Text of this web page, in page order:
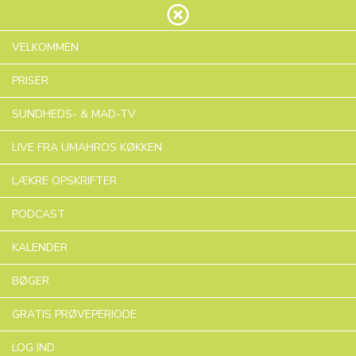
VELKOMMEN
PRISER
SUNDHEDS- & MAD-TV
LIVE FRA UMAHROS KØKKEN
LÆKRE OPSKRIFTER
PODCAST
KALENDER
BØGER
GRATIS PRØVEPERIODE
LOG IND
Inflammation og
inflammatoriske sygdomme
Inflammation er kroppens måde, hvorpå at beskytte